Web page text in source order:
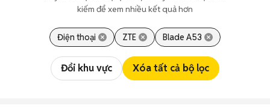
kiếm để xem nhiều kết quả hơn
Điện thoại ZTE Blade A53
Đổi khu vực Xóa tất cả bộ lọc